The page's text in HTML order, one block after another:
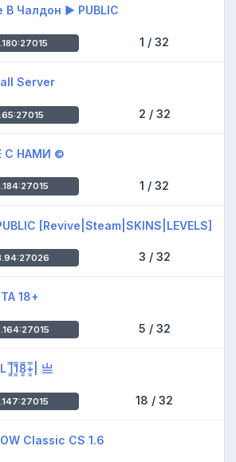
Чалдон ► PUBLIC
1 / 32
Server
2 / 32
С НАМИ ©
1 / 32
[Revive|Steam|SKINS|LEVELS]
3 / 32
18+
5 / 32
|͇̿1͇̿8͇̿+͇̿| 亗
18 / 32
Classic CS 1.6